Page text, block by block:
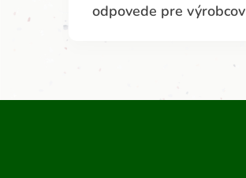
odpovede pre výrobcov